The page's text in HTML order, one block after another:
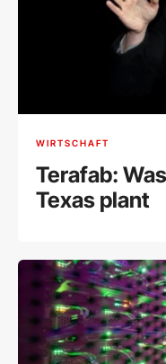
WIRTSCHAFT
Terafab:
Texas plant